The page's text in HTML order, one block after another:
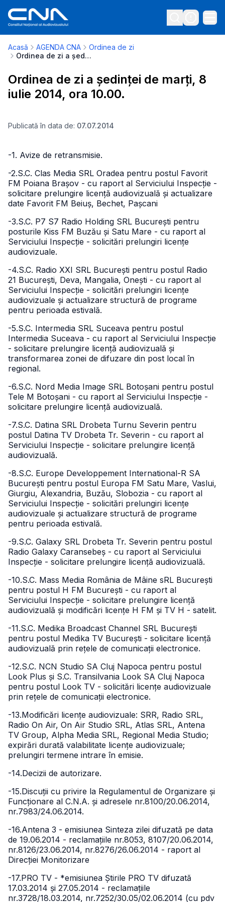
Acasă AGENDA CNA
Ordinea de zi
Ordinea de zi a ședinței de marți, 8 iulie 2014, ora 10.00.
Ordinea de zi a ședinței de marți, 8
iulie 2014, ora 10.00.
Publicată în data de: 07.07.2014
-1. Avize de retransmisie.
-2.S.C. Clas Media SRL Oradea pentru postul Favorit
FM Poiana Brașov - cu raport al Serviciului Inspecție -
solicitare prelungire licență audiovizuală și actualizare
date Favorit FM Beiuș, Bechet, Pașcani
-3.S.C. P7 S7 Radio Holding SRL București pentru
posturile Kiss FM Buzău și Satu Mare - cu raport al
Serviciului Inspecție - solicitări prelungiri licențe
audiovizuale.
-4.S.C. Radio XXI SRL București pentru postul Radio
21 București, Deva, Mangalia, Onești - cu raport al
Serviciului Inspecție - solicitări prelungiri licențe
audiovizuale și actualizare structură de programe
pentru perioada estivală.
-5.S.C. Intermedia SRL Suceava pentru postul
Intermedia Suceava - cu raport al Serviciului Inspecție
- solicitare prelungire licență audiovizuală și
transformarea zonei de difuzare din post local în
regional.
-6.S.C. Nord Media Image SRL Botoșani pentru postul
Tele M Botoșani - cu raport al Serviciului Inspecție -
solicitare prelungire licență audiovizuală.
-7.S.C. Datina SRL Drobeta Turnu Severin pentru
postul Datina TV Drobeta Tr. Severin - cu raport al
Serviciului Inspecție - solicitare prelungire licență
audiovizuală.
-8.S.C. Europe Developpement International-R SA
București pentru postul Europa FM Satu Mare, Vaslui,
Giurgiu, Alexandria, Buzău, Slobozia - cu raport al
Serviciului Inspecție - solicitări prelungiri licențe
audiovizuale și actualizare structură de programe
pentru perioada estivală.
-9.S.C. Galaxy SRL Drobeta Tr. Severin pentru postul
Radio Galaxy Caransebeș - cu raport al Serviciului
Inspecție - solicitare prelungire licență audiovizuală.
-10.S.C. Mass Media România de Mâine sRL București
pentru postul H FM București - cu raport al
Serviciului Inspecție - solicitare prelungire licență
audiovizuală și modificări licențe H FM și TV H - satelit.
-11.S.C. Medika Broadcast Channel SRL București
pentru postul Medika TV București - solicitare licență
audiovizuală prin rețele de comunicații electronice.
-12.S.C. NCN Studio SA Cluj Napoca pentru postul
Look Plus și S.C. Transilvania Look SA Cluj Napoca
pentru postul Look TV - solicitări licențe audiovizuale
prin rețele de comunicații electronice.
-13.Modificări licențe audiovizuale: SRR, Radio SRL,
Radio On Air, On Air Studio SRL, Atlas SRL, Antena
TV Group, Alpha Media SRL, Regional Media Studio;
expirări durată valabilitate licențe audiovizuale;
prelungiri termene intrare în emisie.
-14.Decizii de autorizare.
-15.Discuții cu privire la Regulamentul de Organizare și
Funcționare al C.N.A. și adresele nr.8100/20.06.2014,
nr.7983/24.06.2014.
-16.Antena 3 - emisiunea Sinteza zilei difuzată pe data
de 19.06.2014 - reclamațiile nr.8053, 8107/20.06.2014,
nr.8126/23.06.2014, nr.8276/26.06.2014 - raport al
Direcției Monitorizare
-17.PRO TV - *emisiunea Știrile PRO TV difuzată
17.03.2014 și 27.05.2014 - reclamațiile
nr.3728/18.03.2014, nr.7252/30.05/02.06.2014 (cu pdv